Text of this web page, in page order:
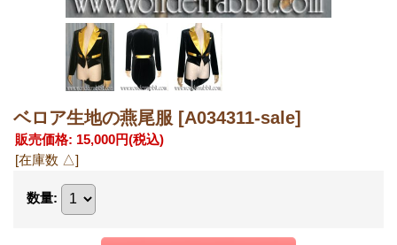
ベロア生地の燕尾服 [A034311-sale]
販売価格: 15,000円(税込)
[在庫数 △]
数量: